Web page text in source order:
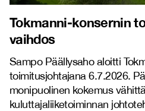
Tokmanni-konsernin
vaihdos
Sampo Päällysaho aloitti
toimitusjohtajana 6.7.2026.
monipuolinen kokemus
kuluttajaliiketoiminnan